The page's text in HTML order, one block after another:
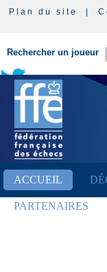
Plan du site
Rechercher un joueur
ACCUEIL
PARTENAIRES